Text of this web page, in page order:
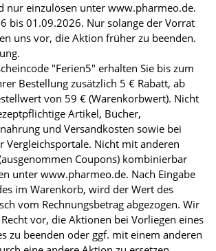
nur einzulösen unter www.pharmeo.de.
bis 01.09.2026. Nur solange der Vorrat
uns vor, die Aktion früher zu beenden.
"Ferien5" erhalten Sie bis zum
Bestellung zusätzlich 5 € Rabatt, ab
von 59 € (Warenkorbwert). Nicht
Artikel, Bücher,
und Versandkosten sowie bei
Vergleichsportale. Nicht mit anderen
Coupons) kombinierbar
unter www.pharmeo.de. Nach Eingabe
im Warenkorb, wird der Wert des
vom Rechnungsbetrag abgezogen. Wir
vor, die Aktionen bei Vorliegen eines
zu beenden oder ggf. mit einem anderen